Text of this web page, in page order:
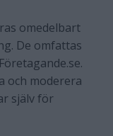
omedelbart
De omfattas
och moderera
själv för